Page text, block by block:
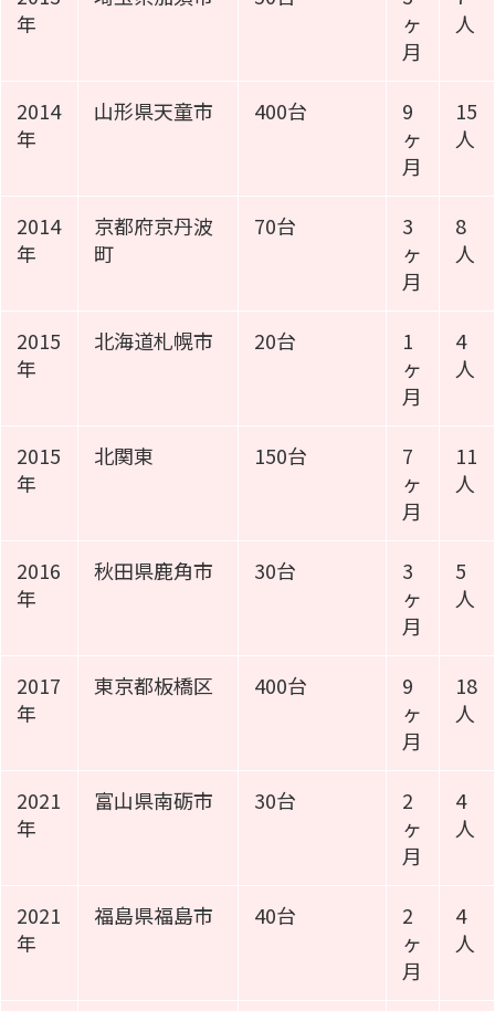
年
ヶ
月
人
2014
年
山形県天童市 400台
9
ヶ
月
15
人
2014
年
京都府京丹波
町
70台
3
ヶ
月
8
人
2015
年
北海道札幌市 20台
1
ヶ
月
4
人
2015
年
北関東 150台
7
ヶ
月
11
人
2016
年
秋田県鹿角市 30台
3
ヶ
月
5
人
2017
年
東京都板橋区 400台
9
ヶ
月
18
人
2021
年
富山県南砺市 30台
2
ヶ
月
4
人
2021
年
福島県福島市 40台
2
ヶ
月
4
人